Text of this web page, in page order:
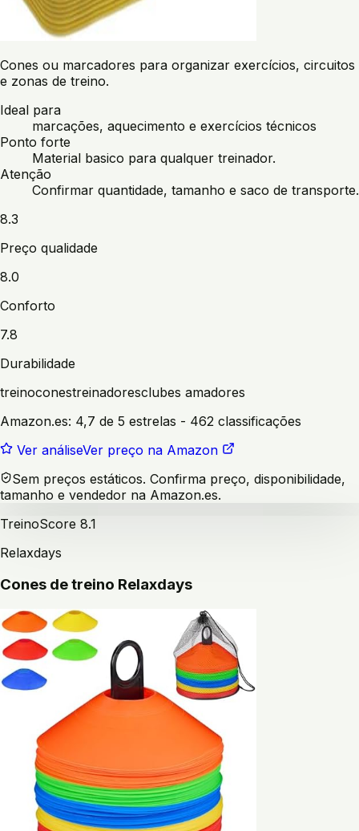
Cones ou marcadores para organizar exercícios, circuitos
e zonas de treino.
Ideal para
marcações, aquecimento e exercícios técnicos
Ponto forte
Material basico para qualquer treinador.
Atenção
Confirmar quantidade, tamanho e saco de transporte.
8.3
Preço qualidade
8.0
Conforto
7.8
Durabilidade
treinoconestreinadoresclubes amadores
Amazon.es: 4,7 de 5 estrelas - 462 classificações
Ver análiseVer preço na Amazon
Sem preços estáticos. Confirma preço, disponibilidade,
tamanho e vendedor na Amazon.es.
TreinoScore 8.1
Relaxdays
Cones de treino Relaxdays